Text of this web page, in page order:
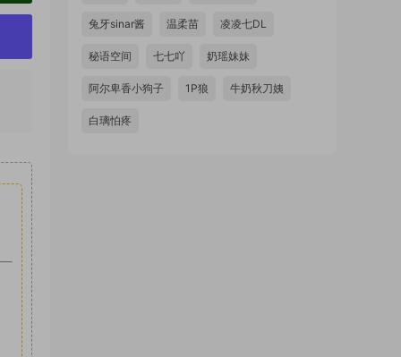
兔牙sinar酱 温柔苗 凌凌七DL
秘语空间 七七吖 奶瑶妹妹
阿尔卑香小狗子 1P狼 牛奶秋刀姨
白璃怕疼